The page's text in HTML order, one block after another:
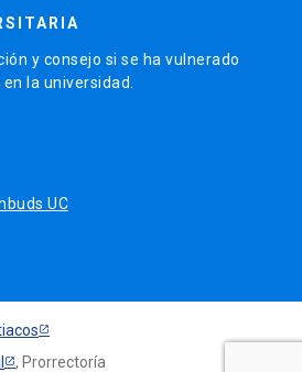
y consejo si se ha vulnerado
la universidad.
UC
, Prorrectoría